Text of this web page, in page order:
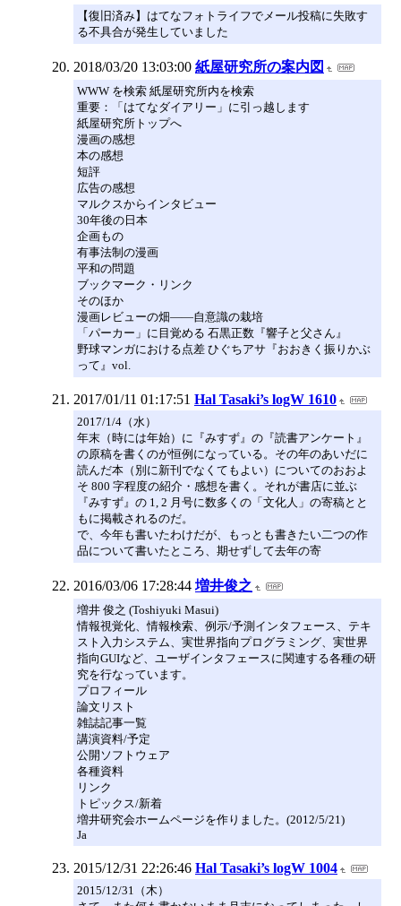
【復旧済み】はてなフォトライフでメール投稿に失敗す
る不具合が発生していました
2018/03/20 13:03:00 紙屋研究所の案内図
WWW を検索 紙屋研究所内を検索
重要：「はてなダイアリー」に引っ越します
紙屋研究所トップへ
漫画の感想
本の感想
短評
広告の感想
マルクスからインタビュー
30年後の日本
企画もの
有事法制の漫画
平和の問題
ブックマーク・リンク
そのほか
漫画レビューの畑――自意識の栽培
「パーカー」に目覚める 石黒正数『響子と父さん』
野球マンガにおける点差 ひぐちアサ『おおきく振りかぶ
って』vol.
2017/01/11 01:17:51 Hal Tasaki’s logW 1610
2017/1/4（水）
年末（時には年始）に『みすず』の『読書アンケート』
の原稿を書くのが恒例になっている。その年のあいだに
読んだ本（別に新刊でなくてもよい）についてのおおよ
そ 800 字程度の紹介・感想を書く。それが書店に並ぶ
『みすず』の 1, 2 月号に数多くの「文化人」の寄稿とと
もに掲載されるのだ。
で、今年も書いたわけだが、もっとも書きたい二つの作
品について書いたところ、期せずして去年の寄
2016/03/06 17:28:44 増井俊之
増井 俊之 (Toshiyuki Masui)
情報視覚化、情報検索、例示/予測インタフェース、テキ
スト入力システム、実世界指向プログラミング、実世界
指向GUIなど、ユーザインタフェースに関連する各種の研
究を行なっています。
プロフィール
論文リスト
雑誌記事一覧
講演資料/予定
公開ソフトウェア
各種資料
リンク
トピックス/新着
増井研究会ホームページを作りました。(2012/5/21)
Ja
2015/12/31 22:26:46 Hal Tasaki’s logW 1004
2015/12/31（木）